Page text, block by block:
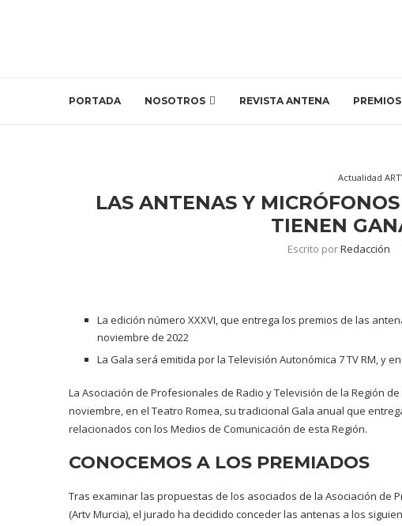
PORTADA NOSOTROS REVISTA ANTENA PREMIOS
Actualidad
LAS ANTENAS Y
TIENEN
Escrito porRedacción
La edición número XXXVI, que entrega los premios de las
noviembre de 2022
La Gala será emitida por la Televisión Autonómica 7 TV RM, y
La Asociación de Profesionales de Radio y Televisión de la Región de
noviembre, en el Teatro Romea, su tradicional Gala anual que
relacionados con los Medios de Comunicación de esta Región.
CONOCEMOS A LOS PREMIADOS
Tras examinar las propuestas de los asociados de la Asociación de
(Artv Murcia), el jurado ha decidido conceder las antenas a los